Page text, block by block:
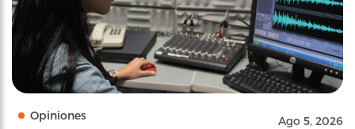
Opiniones Ago 5, 2026